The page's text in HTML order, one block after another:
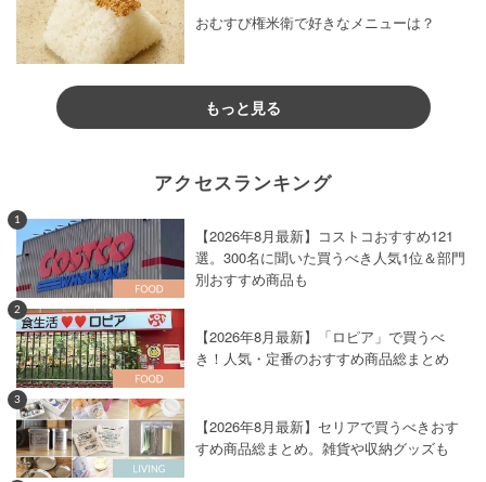
おむすび権米衛で好きなメニューは？
もっと見る
アクセスランキング
1
【2026年8月最新】コストコおすすめ121
選。300名に聞いた買うべき人気1位＆部門
別おすすめ商品も
2
【2026年8月最新】「ロピア」で買うべ
き！人気・定番のおすすめ商品総まとめ
3
【2026年8月最新】セリアで買うべきおす
すめ商品総まとめ。雑貨や収納グッズも